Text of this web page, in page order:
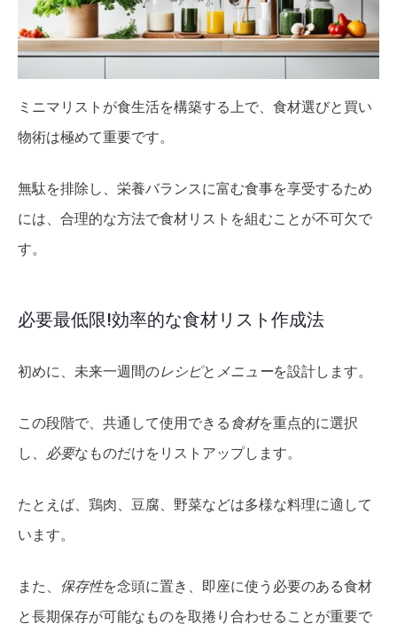
ミニマリストが食生活を構築する上で、食材選びと買い
物術は極めて重要です。
無駄を排除し、栄養バランスに富む食事を享受するため
には、合理的な方法で食材リストを組むことが不可欠で
す。
必要最低限!効率的な食材リスト作成法
初めに、未来一週間のレシピとメニューを設計します。
この段階で、共通して使用できる食材を重点的に選択
し、 必要なものだけをリストアップします。
たとえば、鶏肉、豆腐、野菜などは多様な料理に適して
います。
また、 保存性を念頭に置き、即座に使う必要のある食材
と長期保存が可能なものを取捲り合わせることが重要で